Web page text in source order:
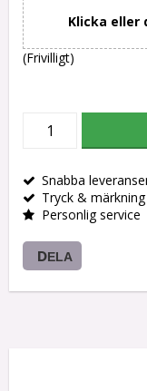
Klicka eller
(Frivilligt)
Snabba
Tryck &
Personlig service
DELA